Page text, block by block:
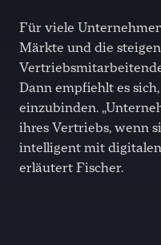
Für viele
Märkte und die
Dann empfiehlt es
einzubinden.
ihres Vertriebs, wenn
intelligent mit
erläutert Fischer.